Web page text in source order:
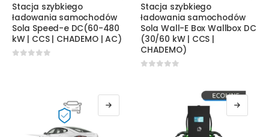
Stacja szybkiego
ładowania samochodów
Sola Speed-e DC(60-480
kW | CCS | CHADEMO | AC)
Stacja szybkiego
ładowania samochodów
Sola Wall-E Box Wallbox DC
(30/60 kW | CCS |
CHADEMO)